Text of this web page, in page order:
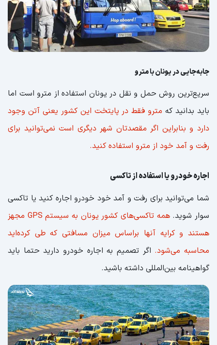
جابه‌جایی در یونان با مترو
سریع‌ترین روش حمل و نقل در یونان استفاده از مترو است اما
باید بدانید که مترو فقط در پایتخت این کشور یعنی آتن وجود
دارد و بنابراین اگر مقصدتان شهر دیگری است نمی‌توانید برای
رفت و آمد خود از مترو استفاده کنید.
اجاره خودرو یا استفاده از تاکسی
شما می‌توانید برای رفت و آمد خود خودرو اجاره کنید یا تاکسی
سوار شوید.
همه تاکسی‌های کشور یونان به سیستم GPS مجهز
هستند و کرایه آنها براساس میزان مسافتی که طی کرده‌اید
محاسبه می‌شود. اگر تصمیم به اجاره خودرو دارید حتما باید
گواهینامه بین‌المللی داشته باشید.